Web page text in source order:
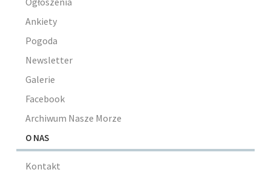
Ankiety
Pogoda
Newsletter
Galerie
Facebook
Archiwum Nasze Morze
O NAS
Kontakt